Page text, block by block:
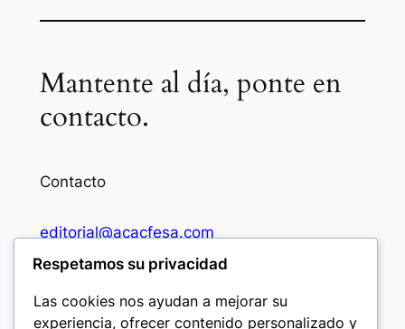
Mantente al día, ponte en
contacto.
Contacto
editorial@acacfesa.com
Respetamos su privacidad
Las cookies nos ayudan a mejorar su
experiencia, ofrecer contenido personalizado y